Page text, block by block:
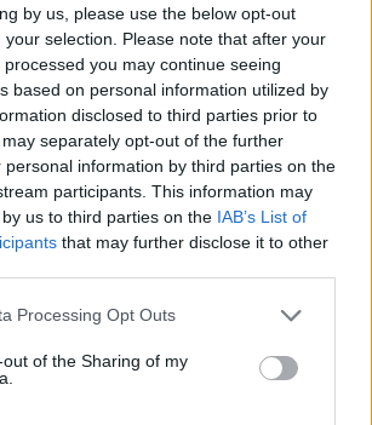
by us, please use the below opt-out
selection. Please note that after your
you may continue seeing
based on personal information utilized by
disclosed to third parties prior to
separately opt-out of the further
personal information by third parties on the
participants. This information may
us to third parties on the IAB’s List of
that may further disclose it to other
website/app uses one or more Google
visit or usage behaviour. You may click to
to Google and its third-party tags to
specified purposes in below Google
Processing Opt Outs
of the Sharing of my
és értesülj a friss hírekről a
Követem